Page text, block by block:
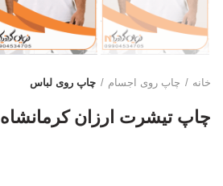
خانه چاپ روی اجسام چاپ روی لباس
چاپ تیشرت ارزان کرمانشاه